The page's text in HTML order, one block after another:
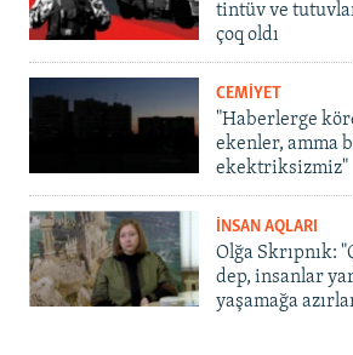
tintüv ve
çoq oldı
CEMİYET
"Haberlerge
ekenler, amma
ekektriksizmiz"
İNSAN AQLARI
Olğa Skrıpnık:
dep, insanlar
yaşamağa